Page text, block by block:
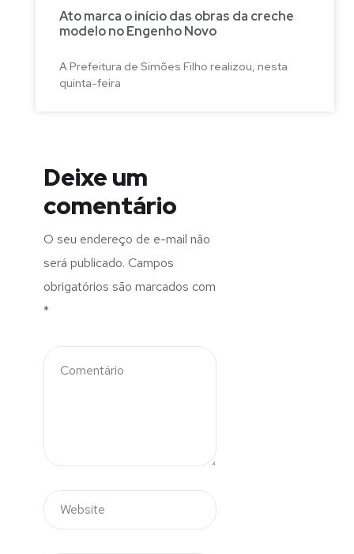
Ato marca o início das obras da creche
modelo no Engenho Novo
A Prefeitura de Simões Filho realizou, nesta
quinta-feira
Deixe um
comentário
O seu endereço de e-mail não
será publicado. Campos
obrigatórios são marcados com
*